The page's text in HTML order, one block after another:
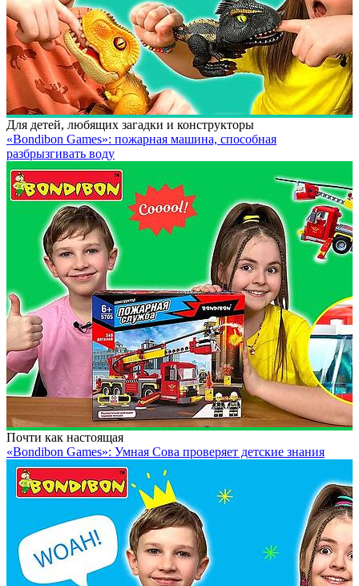
Для детей, любящих загадки и конструкторы
«Bondibon Games»: пожарная машина, способная
разбрызгивать воду
Почти как настоящая
«Bondibon Games»: Умная Сова проверяет детские знания